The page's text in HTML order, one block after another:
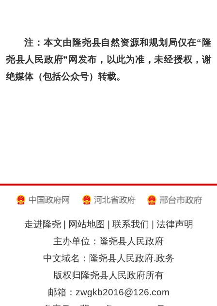
注：本文由隆尧县自然资源和规划局仅在“隆
尧县人民政府”网发布，以此为准，未经授权，谢
绝媒体（包括公众号）转载。
走进隆尧| 网站地图 联系我们
法律声明
主办单位：隆尧县人民政府
中文域名：隆尧县人民政府.政务
版权归隆尧县人民政府所有
邮箱：zwgkb2016@126.com